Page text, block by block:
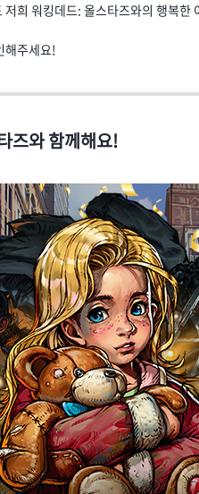
희 워킹데드: 올스타즈와의 행복한
해주세요!
즈와 함께해요!